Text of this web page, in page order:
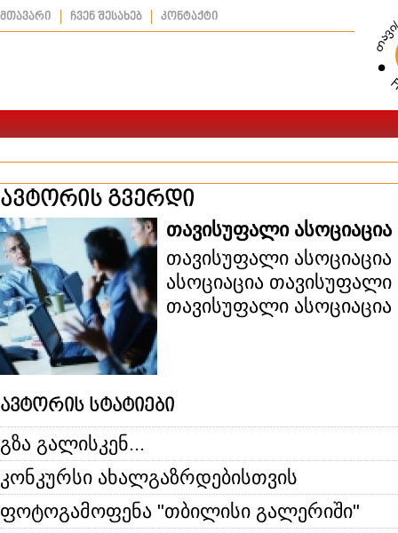
მთავარი ჩვენ შესახებ კონტაქტი
ავტორის გვერდი
თავისუფალი ასოციაცია
თავისუფალი
ასოციაცია თავისუფალი
თავისუფალი ასოციაცია
ავტორის სტატიები
გზა გალისკენ...
კონკურსი ახალგაზრდებისთვის
ფოტოგამოფენა "თბილისი გალერიში"